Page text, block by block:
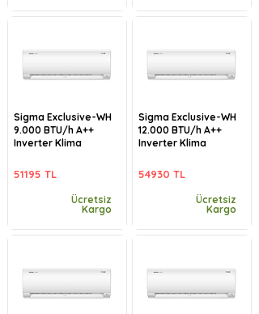
Sigma Exclusive-WH
9.000 BTU/h A++
Inverter Klima
51195 TL
Ücretsiz
Kargo
Sigma Exclusive-WH
12.000 BTU/h A++
Inverter Klima
54930 TL
Ücretsiz
Kargo